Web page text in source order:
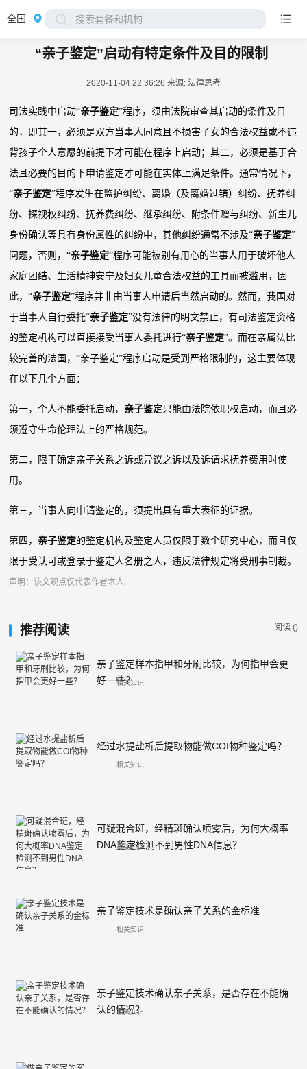
全国 搜索套餐和机构
“亲子鉴定”启动有特定条件及目的限制
2020-11-04 22:36:26 来源: 法律思考
司法实践中启动“亲子鉴定”程序，须由法院审查其启动的条件及目
的，即其一，必须是双方当事人同意且不损害子女的合法权益或不违
背孩子个人意愿的前提下才可能在程序上启动；其二，必须是基于合
法且必要的目的下申请鉴定才可能在实体上满足条件。通常情况下，
“亲子鉴定”程序发生在监护纠纷、离婚（及离婚过错）纠纷、抚养纠
纷、探视权纠纷、抚养费纠纷、继承纠纷、附条件赠与纠纷、新生儿
身份确认等具有身份属性的纠纷中，其他纠纷通常不涉及“亲子鉴定”
问题，否则，“亲子鉴定”程序可能被别有用心的当事人用于破坏他人
家庭团结、生活精神安宁及妇女儿童合法权益的工具而被滥用，因
此，“亲子鉴定”程序并非由当事人申请后当然启动的。然而，我国对
于当事人自行委托“亲子鉴定”没有法律的明文禁止，有司法鉴定资格
的鉴定机构可以直接接受当事人委托进行“亲子鉴定”。而在亲属法比
较完善的法国，“亲子鉴定”程序启动是受到严格限制的，这主要体现
在以下几个方面：
第一，个人不能委托启动， 亲子鉴定只能由法院依职权启动，而且必
须遵守生命伦理法上的严格规范。
第二，限于确定亲子关系之诉或异议之诉以及诉请求抚养费用时使
用。
第三，当事人向申请鉴定的，须提出具有重大表征的证据。
第四， 亲子鉴定的鉴定机构及鉴定人员仅限于数个研究中心，而且仅
限于受认可或登录于鉴定人名册之人，违反法律规定将受刑事制裁。
声明：该文观点仅代表作者本人.
阅读 ()
推荐阅读
亲子鉴定样本指甲和牙刷比较，为何指甲会更
好一些？
相关知识
经过水提盐析后提取物能做COI物种鉴定吗？
相关知识
可疑混合斑，经精斑确认喷雾后，为何大概率
DNA鉴定检测不到男性DNA信息？
相关知识
亲子鉴定技术是确认亲子关系的金标准
相关知识
亲子鉴定技术确认亲子关系，是否存在不能确
认的情况？
相关知识